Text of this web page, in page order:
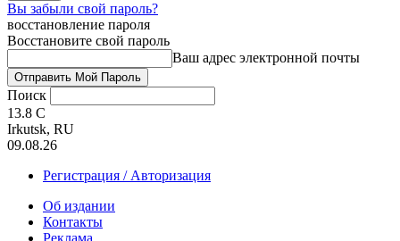
Вы забыли свой пароль?
восстановление пароля
Восстановите свой пароль
Ваш адрес электронной почты
Поиск
13.8 C
Irkutsk, RU
09.08.26
Регистрация / Авторизация
Об издании
Контакты
Реклама